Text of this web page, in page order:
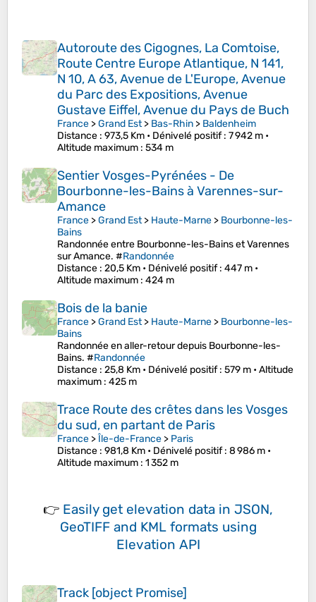
Autoroute des Cigognes, La Comtoise,
Route Centre Europe Atlantique, N 141,
N 10, A 63, Avenue de L'Europe, Avenue
du Parc des Expositions, Avenue
Gustave Eiffel, Avenue du Pays de Buch
France >Grand Est> Bas-Rhin > Baldenheim
Distance : 973,5 Km • Dénivelé positif: 7 942 m •
Altitude maximum : 534 m
Sentier Vosges-Pyrénées - De
Bourbonne-les-Bains à Varennes-sur-
Amance
France >Grand Est> Haute-Marne > Bourbonne-les-
Bains
Randonnée entre Bourbonne-les-Bains et Varennes
sur Amance. #Randonnée
Distance : 20,5 Km • Dénivelé positif: 447 m •
Altitude maximum : 424 m
Bois de la banie
France >Grand Est> Haute-Marne > Bourbonne-les-
Bains
Randonnée en aller-retour depuis Bourbonne-les-
Bains. #Randonnée
Distance : 25,8 Km • Dénivelé positif: 579 m •Altitude
maximum : 425 m
Trace Route des crêtes dans les Vosges
du sud, en partant de Paris
France >Île-de-France > Paris
Distance : 981,8 Km • Dénivelé positif: 8 986 m •
Altitude maximum : 1 352 m
👉 Easily get elevation data in JSON,
GeoTIFF and KML formats using
Elevation API
Track [object Promise]